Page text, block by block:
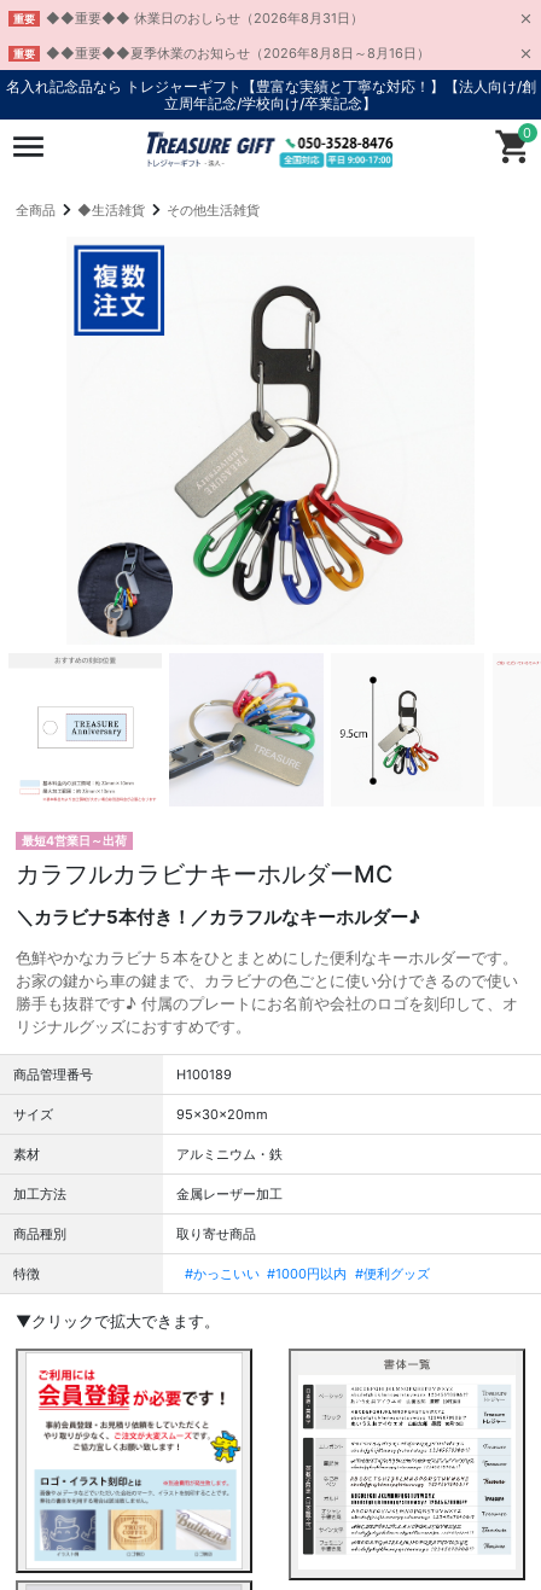
重要 ◆◆重要◆◆ 休業日のおしらせ（2026年8月31日）
重要
◆◆重要◆◆夏季休業のお知らせ（2026年8月8日～8月16日）
名入れ記念品なら トレジャーギフト【豊富な実績と丁寧な対応！】
【法人向け/創
立周年記念/学校向け/卒業記念】
0
全商品 ◆生活雑貨 その他生活雑貨
最短4営業日～出荷
カラフルカラビナキーホルダーMC
＼カラビナ5本付き！／カラフルなキーホルダー♪
色鮮やかなカラビナ５本をひとまとめにした便利なキーホルダーです。
お家の鍵から車の鍵まで、カラビナの色ごとに使い分けできるので使い
勝手も抜群です♪ 付属のプレートにお名前や会社のロゴを刻印して、オ
リジナルグッズにおすすめです。
商品管理番号 H100189
サイズ 95×30×20mm
素材 アルミニウム・鉄
加工方法 金属レーザー加工
商品種別 取り寄せ商品
特徴 #かっこいい #1000円以内 #便利グッズ
▼クリックで拡大できます。